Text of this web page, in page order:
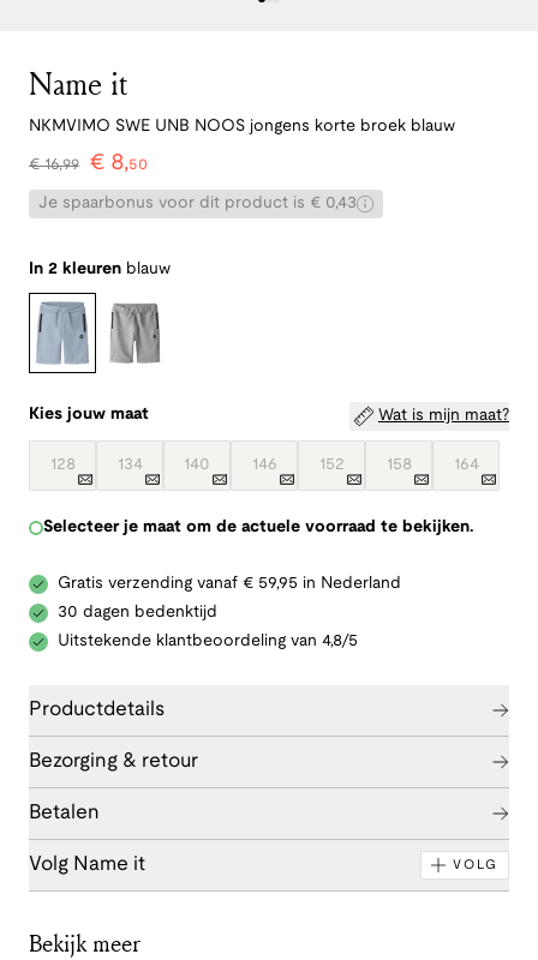
Name it
NKMVIMO SWE UNB NOOS jongens korte broek blauw
€16,99 € 8,50
Je spaarbonus voor dit product is € 0,43
In 2 kleuren blauw
Kies jouw maat Wat is mijn maat?
128 134 140 146 152 158 164
Selecteer je maat om de actuele voorraad te bekijken.
Gratis verzending vanaf € 59,95 in Nederland
30 dagen bedenktijd
Uitstekende klantbeoordeling van 4,8/5
Productdetails
Bezorging & retour
Betalen
Volg Name it VOLG
Bekijk meer